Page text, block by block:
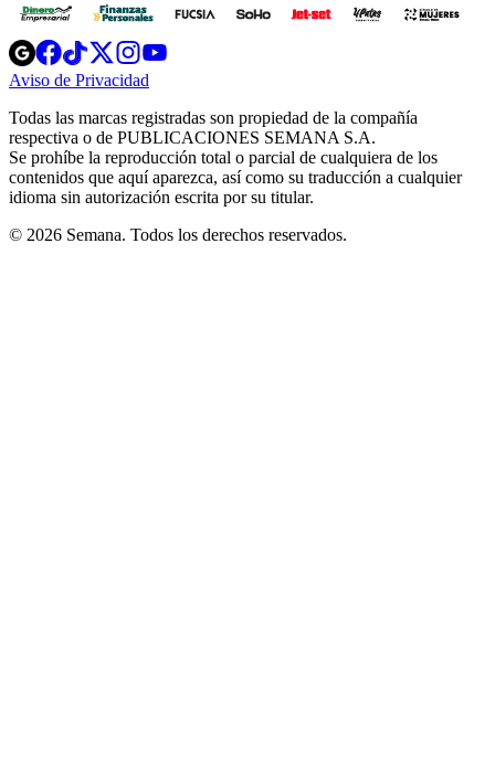
Opens
in
new
Opens
in
new
Opens
in
new
window
Opens
new
windowwindow
Aviso de Privacidad
new
window
Todas las marcas registradas son propiedad de la compañía
respectiva o de PUBLICACIONES SEMANA S.A.
Se prohíbe la reproducción total o parcial de cualquiera de los
contenidos que aquí aparezca, así como su traducción a cualquier
idioma sin autorización escrita por su titular.
© 2026 Semana. Todos los derechos reservados.